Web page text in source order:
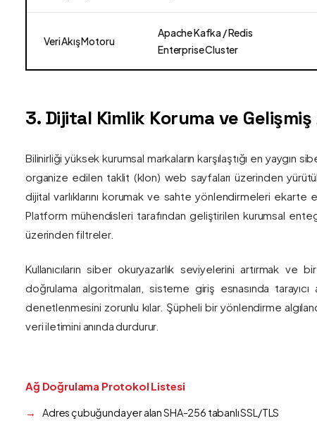
Veri Akış Motoru
Apache Kafka / Redis
Enterprise Cluster
3. Dijital Kimlik Koruma ve
Bilinirliği yüksek kurumsal markaların karşılaştığı en
organize edilen taklit (klon) web sayfaları üzerinden
dijital varlıklarını korumak ve sahte yönlendirmeleri
Platform mühendisleri tarafından geliştirilen kurumsal
üzerinden filtreler.
Kullanıcıların siber okuryazarlık seviyelerini artırmak ve
doğrulama algoritmaları, sisteme giriş esnasında
denetlenmesini zorunlu kılar. Şüpheli bir yönlendirme
veri iletimini anında durdurur.
Ağ Doğrulama Protokol Listesi
Adres çubuğunda yer alan SHA-256 tabanlı SSL/TLS